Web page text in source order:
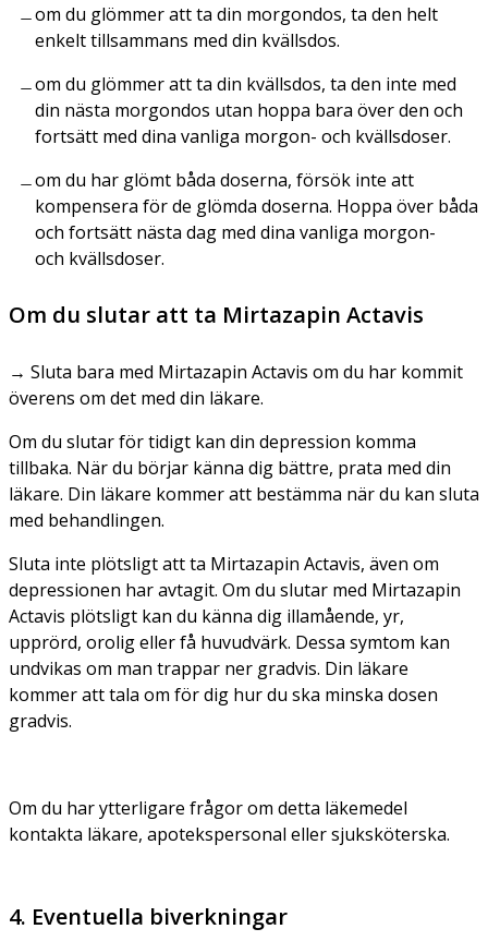
om du glömmer att ta din morgondos, ta den helt
enkelt tillsammans med din kvällsdos.
om du glömmer att ta din kvällsdos, ta den inte med
din nästa morgondos utan hoppa bara över den och
fortsätt med dina vanliga morgon- och kvällsdoser.
om du har glömt båda doserna, försök inte att
kompensera för de glömda doserna. Hoppa över båda
och fortsätt nästa dag med dina vanliga morgon-
och kvällsdoser.
Om du slutar att ta Mirtazapin Actavis
→ Sluta bara med Mirtazapin Actavis om du har kommit
överens om det med din läkare.
Om du slutar för tidigt kan din depression komma
tillbaka. När du börjar känna dig bättre, prata med din
läkare. Din läkare kommer att bestämma när du kan sluta
med behandlingen.
Sluta inte plötsligt att ta Mirtazapin Actavis, även om
depressionen har avtagit. Om du slutar med Mirtazapin
Actavis plötsligt kan du känna dig illamående, yr,
upprörd, orolig eller få huvudvärk. Dessa symtom kan
undvikas om man trappar ner gradvis. Din läkare
kommer att tala om för dig hur du ska minska dosen
gradvis.
Om du har ytterligare frågor om detta läkemedel
kontakta läkare, apotekspersonal eller sjuksköterska.
4. Eventuella biverkningar